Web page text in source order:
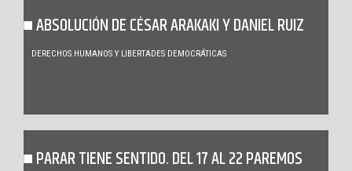
ABSOLUCIÓN DE CÉSAR ARAKAKI Y DANIEL RUIZ
DERECHOS HUMANOS Y LIBERTADES DEMOCRÁTICAS
PARAR TIENE SENTIDO. DEL 17 AL 22 PAREMOS